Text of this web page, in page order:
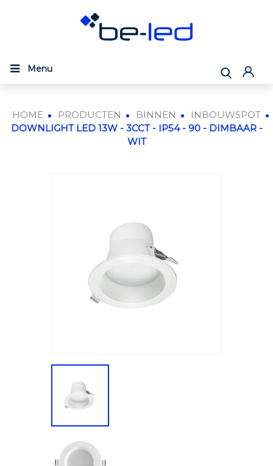
Menu
HOME PRODUCTEN BINNEN
INBOUWSPOT
DOWNLIGHT LED 13W - 3CCT - IP54 - 90 - DIMBAAR -
WIT